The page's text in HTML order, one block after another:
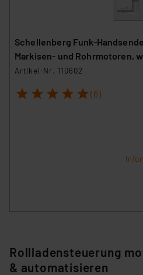
Schellenberg Funk-
Markisen- und Rohrmotoren,
Artikel-Nr. 110602
1 2 3 4 5 (6)
Rollladensteuerung
& automatisieren